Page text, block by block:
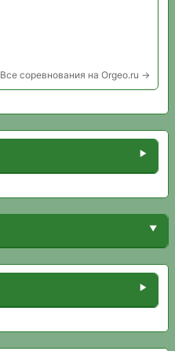
Все соревнования на Orgeo.ru →